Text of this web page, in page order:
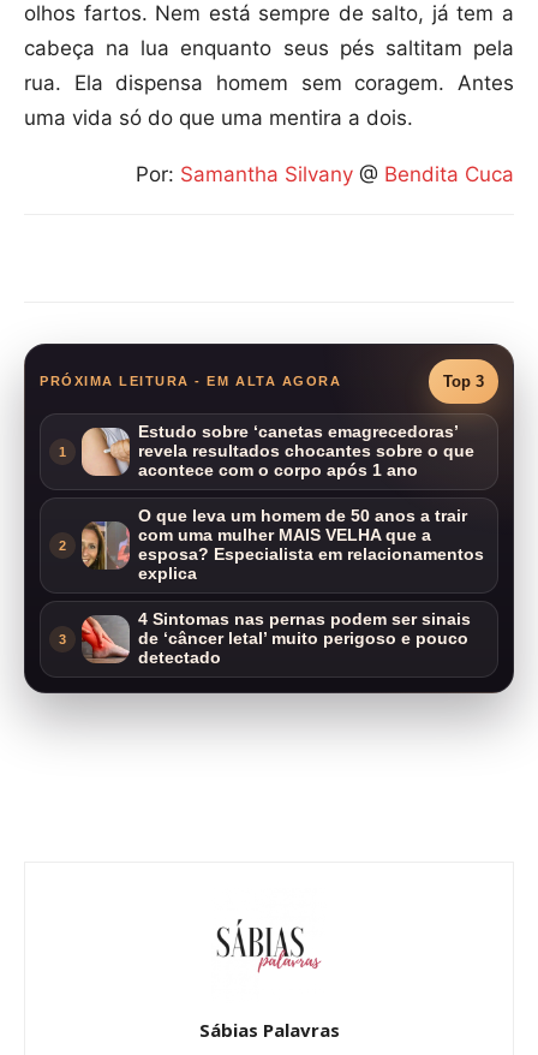
olhos fartos. Nem está sempre de salto, já tem a
cabeça na lua enquanto seus pés saltitam pela
rua. Ela dispensa homem sem coragem. Antes
uma vida só do que uma mentira a dois.
Por: Samantha Silvany @ Bendita Cuca
PRÓXIMA LEITURA - EM ALTA AGORA Top 3
1
Estudo sobre ‘canetas emagrecedoras’
revela resultados chocantes sobre o que
acontece com o corpo após 1 ano
2
O que leva um homem de 50 anos a trair
com uma mulher MAIS VELHA que a
esposa? Especialista em relacionamentos
explica
3
4 Sintomas nas pernas podem ser sinais
de ‘câncer letal’ muito perigoso e pouco
detectado
Sábias Palavras